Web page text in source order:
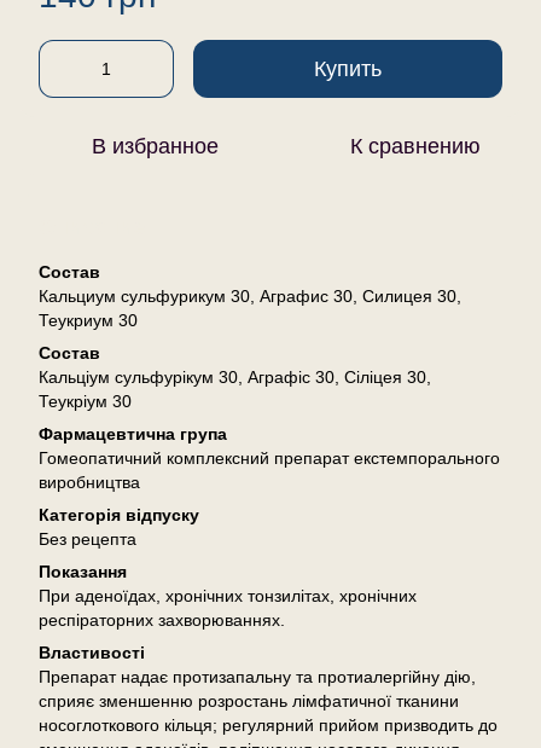
Купить
В избранное К сравнению
Состав
Кальциум сульфурикум 30, Аграфис 30, Силицея 30,
Теукриум 30
Состав
Кальціум сульфурікум 30, Аграфіс 30, Сіліцея 30,
Теукріум 30
Фармацевтична група
Гомеопатичний комплексний препарат екстемпорального
виробництва
Категорія відпуску
Без рецепта
Показання
При аденоїдах, хронічних тонзилітах, хронічних
респіраторних захворюваннях.
Властивості
Препарат надає протизапальну та протиалергійну дію,
сприяє зменшенню розростань лімфатичної тканини
носоглоткового кільця; регулярний прийом призводить до